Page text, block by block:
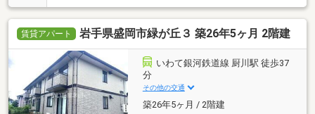
賃貸アパート 岩手県盛岡市緑が丘３ 築26年5ヶ月 2階建
いわて銀河鉄道線 厨川駅 徒歩37
分
その他の交通
築26年5ヶ月 / 2階建